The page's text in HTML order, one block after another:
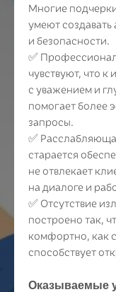
Многие
умеют
и безопасности.
✅
чувствуют, что к
с уважением и
помогает более
запросы.
✅
старается
не отвлекает
на диалоге и
✅ Отсутствие
построено так,
комфортно, как
способствует
Оказываемые